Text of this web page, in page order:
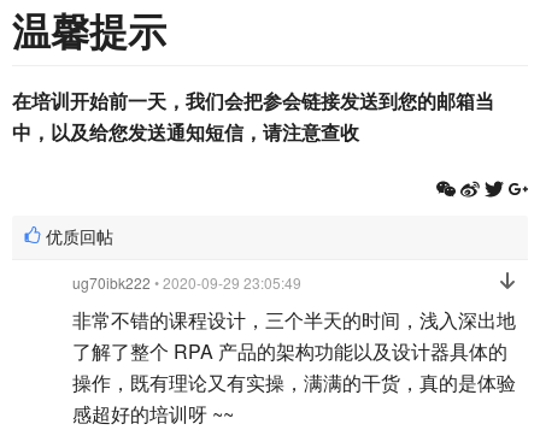
温馨提示
在培训开始前一天，我们会把参会链接发送到您的邮箱当
中，以及给您发送通知短信，请注意查收
优质回帖
ug70ibk222 • 2020-09-29 23:05:49
非常不错的课程设计，三个半天的时间，浅入深出地
了解了整个 RPA 产品的架构功能以及设计器具体的
操作，既有理论又有实操，满满的干货，真的是体验
感超好的培训呀 ~~